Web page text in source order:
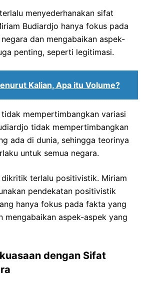
menyederhanakan sifat
Budiardjo hanya fokus pada
dan mengabaikan aspek-
penting, seperti legitimasi.
Kalian, Apa itu Volume?
tidak mempertimbangkan variasi
tidak mempertimbangkan
ada di dunia, sehingga teorinya
untuk semua negara.
dikritik terlalu positivistik. Miriam
pendekatan positivistik
hanya fokus pada fakta yang
mengabaikan aspek-aspek yang
dengan Sifat